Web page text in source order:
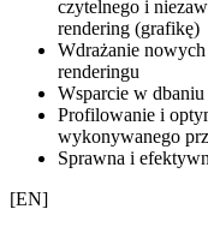
czytelnego i
rendering (grafikę)
Wdrażanie
renderingu
Wsparcie w
Profilowanie i
wykonywanego
Sprawna i
[EN]